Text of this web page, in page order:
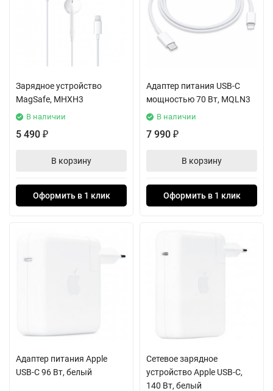
Зарядное устройство
MagSafe, MHXH3
В наличии
5 490 ₽
В корзину
Оформить в 1 клик
Адаптер питания USB-C
мощностью 70 Вт, MQLN3
В наличии
7 990 ₽
В корзину
Оформить в 1 клик
Адаптер питания Apple
USB-C 96 Вт, белый
Сетевое зарядное
устройство Apple USB-C,
140 Вт, белый